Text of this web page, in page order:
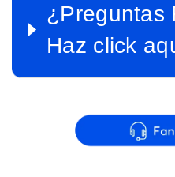
¿Preguntas
Haz click